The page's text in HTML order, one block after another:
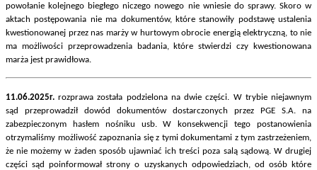
powołanie kolejnego biegłego niczego nowego nie wniesie do sprawy. Skoro w
aktach postępowania nie ma dokumentów, które stanowiły podstawę ustalenia
kwestionowanej przez nas marży w hurtowym obrocie energią elektryczną, to nie
ma możliwości przeprowadzenia badania, które stwierdzi czy kwestionowana
marża jest prawidłowa.
11.06.2025r. rozprawa została podzielona na dwie części. W trybie niejawnym
sąd przeprowadził dowód dokumentów dostarczonych przez PGE S.A. na
zabezpieczonym hasłem nośniku usb. W konsekwencji tego postanowienia
otrzymaliśmy możliwość zapoznania się z tymi dokumentami z tym zastrzeżeniem,
że nie możemy w żaden sposób ujawniać ich treści poza salą sądową. W drugiej
części sąd poinformował strony o uzyskanych odpowiedziach, od osób które